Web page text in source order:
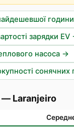
години
зарядки EV
насоса →
сонячних
— Laranjeiro